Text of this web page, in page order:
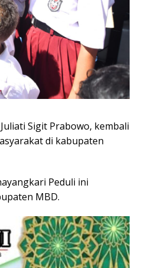
Sigit Prabowo, kembali
di kabupaten
Peduli ini
MBD.